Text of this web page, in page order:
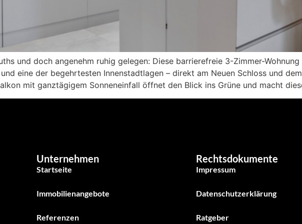
und doch angenehm ruhig gelegen: Diese barrierefreie 3-Zimmer-
eine der begehrtesten Innenstadtlagen – direkt am Neuen Schloss und
mit ganztägigem Sonneneinfall öffnet den Blick ins Grüne und macht
Unternehmen
Startseite
Immobilienangebote
Referenzen
Rechtsdokumente
Impressum
Datenschutzerklärung
Ratgeber